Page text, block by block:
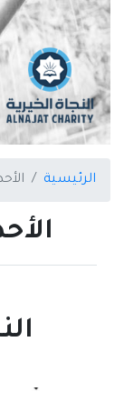
الرئيسية الأحد 22 ديسمبر
الأحد 22